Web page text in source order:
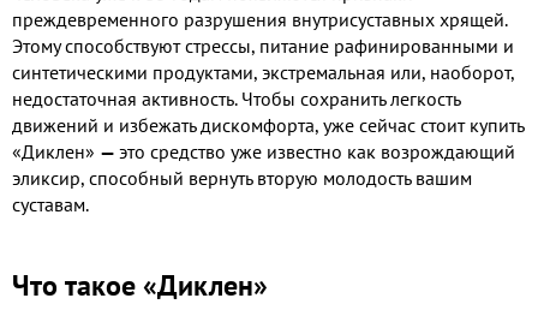
преждевременного разрушения внутрисуставных хрящей.
Этому способствуют стрессы, питание рафинированными и
синтетическими продуктами, экстремальная или, наоборот,
недостаточная активность. Чтобы сохранить легкость
движений и избежать дискомфорта, уже сейчас стоит купить
«Диклен» — это средство уже известно как возрождающий
эликсир, способный вернуть вторую молодость вашим
суставам.
Что такое «Диклен»